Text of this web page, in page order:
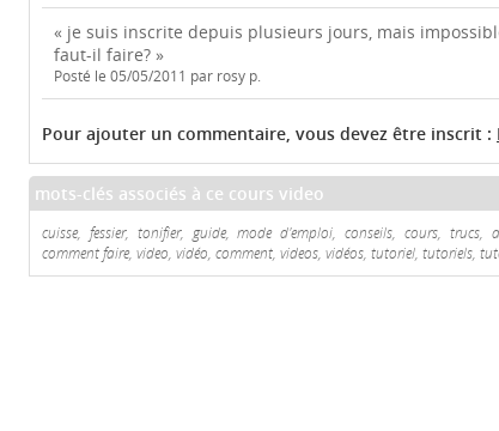
« je suis inscrite depuis plusieurs jours, mais
faut-il faire? »
Posté le 05/05/2011 par rosy p.
Pour ajouter un commentaire, vous devez être inscrit :
mots-clés associés à ce cours video
cuisse, fessier, tonifier, guide, mode d'emploi, conseils, cours, trucs,
comment faire, video, vidéo, comment, videos, vidéos, tutoriel, tutoriels,